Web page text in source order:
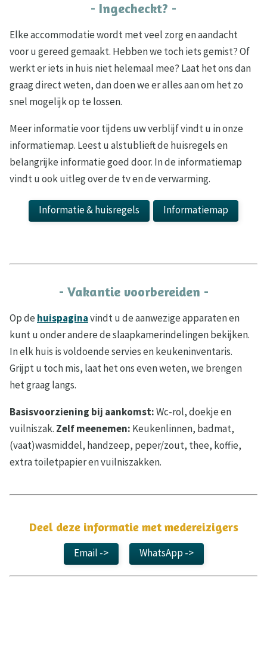
- Ingecheckt? -
Elke accommodatie wordt met veel zorg en aandacht
voor u gereed gemaakt. Hebben we toch iets gemist? Of
werkt er iets in huis niet helemaal mee? Laat het ons dan
graag direct weten, dan doen we er alles aan om het zo
snel mogelijk op te lossen.
Meer informatie voor tijdens uw verblijf vindt u in onze
informatiemap. Leest u alstublieft de huisregels en
belangrijke informatie goed door. In de informatiemap
vindt u ook uitleg over de tv en de verwarming.
Informatie & huisregels Informatiemap
- Vakantie voorbereiden -
Op de huispaginavindt u de aanwezige apparaten en
kunt u onder andere de slaapkamerindelingen bekijken.
In elk huis is voldoende servies en keukeninventaris.
Grijpt u toch mis, laat het ons even weten, we brengen
het graag langs.
Basisvoorziening bij aankomst:Wc-rol, doekje en
vuilniszak. Zelf meenemen: Keukenlinnen, badmat,
(vaat)wasmiddel, handzeep, peper/zout, thee, koffie,
extra toiletpapier en vuilniszakken.
Deel deze informatie met medereizigers
Email -> WhatsApp ->